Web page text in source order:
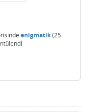
enigmatik(25